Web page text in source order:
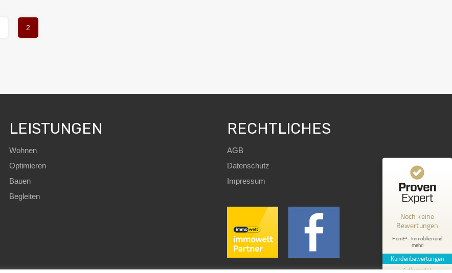
2
LEISTUNGEN
Wohnen
Optimieren
Bauen
Begleiten
RECHTLICHES
AGB
Datenschutz
Impressum
Noch keine
Bewertungen
HomE² - Immobilien und
mehr!
Kundenbewertungen
Authentizität
Kundenbewertungen und Erfahrungen zu
HomE² - Immobilien und mehr!
MANGELHAFT
0,00 / 5,00
Erfahren Sie mehr über dieses Bewertungssiegel
1.1.1970